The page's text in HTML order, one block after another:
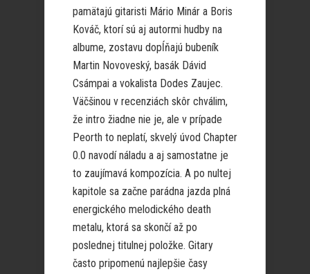
pamätajú gitaristi Mário Minár a Boris
Kováč, ktorí sú aj autormi hudby na
albume, zostavu dopĺňajú bubeník
Martin Novoveský, basák Dávid
Csámpai a vokalista Dodes Zaujec.
Väčšinou v recenziách skôr chválim,
že intro žiadne nie je, ale v prípade
Peorth to neplatí, skvelý úvod Chapter
0.0 navodí náladu a aj samostatne je
to zaujímavá kompozícia. A po nultej
kapitole sa začne parádna jazda plná
energického melodického death
metalu, ktorá sa skončí až po
poslednej titulnej položke. Gitary
často pripomenú najlepšie časy